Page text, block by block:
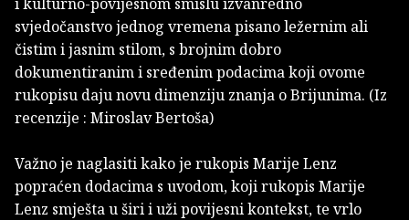
svjedočanstvo jednog vremena pisano ležernim ali
čistim i jasnim stilom, s brojnim dobro
dokumentiranim i sređenim podacima koji ovome
rukopisu daju novu dimenziju znanja o Brijunima. (Iz
recenzije : Miroslav Bertoša)
Važno je naglasiti kako je rukopis Marije Lenz
popraćen dodacima s uvodom, koji rukopis Marije
Lenz smješta u širi i uži povijesni kontekst, te vrlo